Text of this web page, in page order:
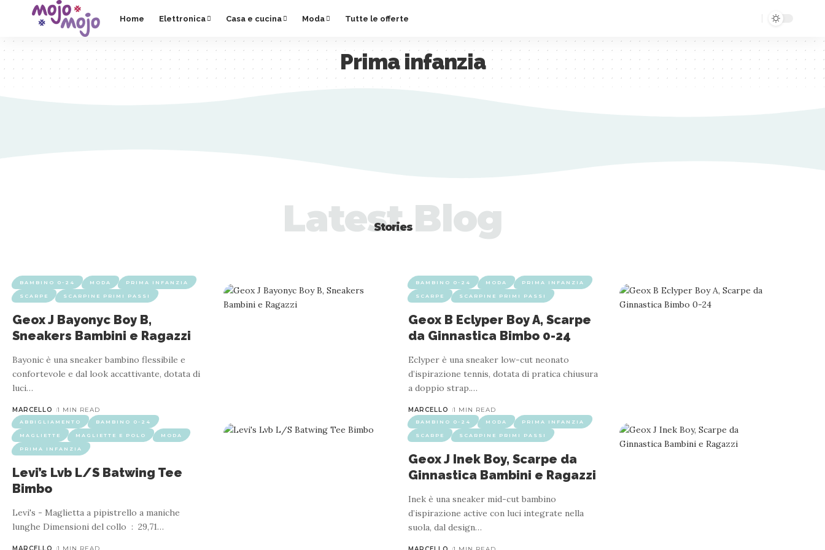
Home Elettronica Casa e cucina Moda Tutte le offerte
Prima infanzia
Stories
Latest Blog
BAMBINO 0-24 MODA PRIMA INFANZIA
SCARPE SCARPINE PRIMI PASSI
Geox J Bayonyc Boy B,
Sneakers Bambini e Ragazzi
Bayonic è una sneaker bambino flessibile e
confortevole e dal look accattivante, dotata di
luci…
MARCELLO 1 MIN READ
BAMBINO 0-24 MODA PRIMA INFANZIA
SCARPE SCARPINE PRIMI PASSI
Geox B Eclyper Boy A, Scarpe
da Ginnastica Bimbo 0-24
Eclyper è una sneaker low-cut neonato
d’ispirazione tennis, dotata di pratica chiusura
a doppio strap.…
MARCELLO 1 MIN READ
ABBIGLIAMENTO BAMBINO 0-24
MAGLIETTE MAGLIETTE E POLO MODA
PRIMA INFANZIA
Levi’s Lvb L/S Batwing Tee
Bimbo
Levi's - Maglietta a pipistrello a maniche
lunghe Dimensioni del collo ‏ : ‎ 29,71…
BAMBINO 0-24 MODA PRIMA INFANZIA
SCARPE SCARPINE PRIMI PASSI
Geox J Inek Boy, Scarpe da
Ginnastica Bambini e Ragazzi
Inek è una sneaker mid-cut bambino
d’ispirazione active con luci integrate nella
suola, dal design…